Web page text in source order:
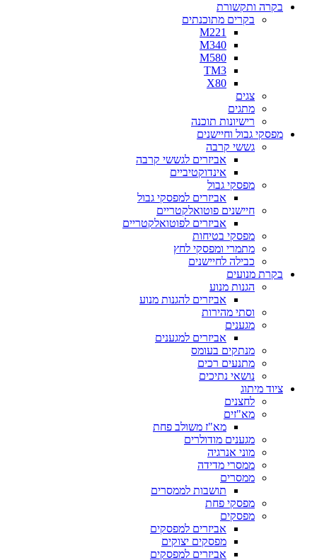
בקרה ותקשורת
בקרים מתוכנתים
M221
M340
M580
TM3
X80
צגים
מתגים
רישיונות תוכנה
מפסקי גבול וחיישנים
גששי קרבה
אביזרים לגששי קרבה
אינדוקטיביים
מפסקי גבול
אביזרים למפסקי גבול
חיישנים פוטואלקטריים
אביזרים לפוטואלקטריים
מפסקי בטיחות
מתמרי ומפסקי לחץ
כבילה לחיישנים
בקרת מנועים
הגנות מנוע
אביזרים להגנות מנוע
וסתי מהירות
מגענים
אביזרים למגענים
מנתקים בעומס
מתנעים רכים
נושאי נתיכים
ציוד מיתוג
לחצנים
מא"זים
מא"ז משולב פחת
מגענים מודולרים
מוני אנרגיה
ממסרי מדידה
ממסרים
תושבות לממסרים
מפסקי פחת
מפסקים
אביזרים למפסקים
מפסקים יצוקים
אביזרים למפסקים